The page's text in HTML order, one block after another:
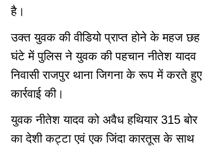
है।
उक्त युवक की वीडियो प्राप्त होने के महज छह
घंटे में पुलिस ने युवक की पहचान नीतेश यादव
निवासी राजपुर थाना जिगना के रूप में करते हुए
कार्रवाई की।
युवक नीतेश यादव को अवैध हथियार 315 बोर
का देशी कट्टा एवं एक जिंदा कारतूस के साथ